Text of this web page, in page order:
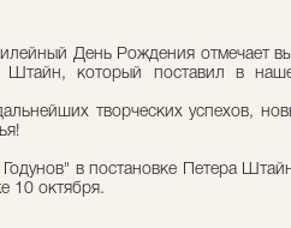
День Рождения отмечает
Штайн, который поставил в
творческих успехов,
в постановке Петера
10 октября.